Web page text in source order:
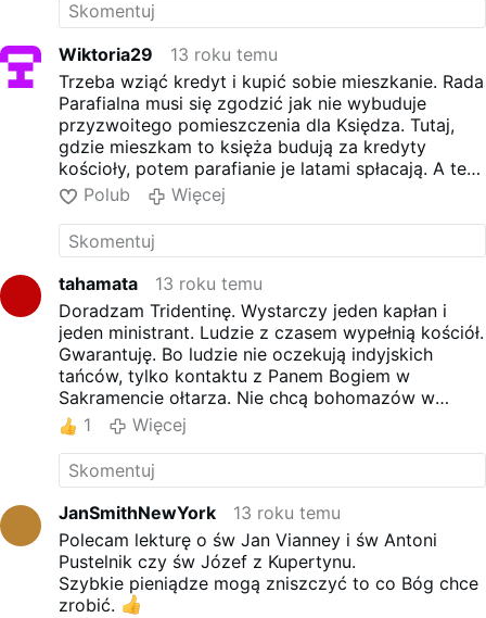
Wiktoria29
13 roku temu
Trzeba wziąć kredyt i kupić sobie mieszkanie. Rada
Parafialna musi się zgodzić jak nie wybuduje
przyzwoitego pomieszczenia dla Księdza. Tutaj,
gdzie mieszkam to księża budują za kredyty
kościoły, potem parafianie je latami spłacają. A te
niby ośrodki spotkań, to może w ramach ekumenii
mają też gościć jehowitów?
Polub Więcej
tahamata
13 roku temu
Doradzam Tridentinę. Wystarczy jeden kapłan i
jeden ministrant. Ludzie z czasem wypełnią kościół.
Gwarantuję. Bo ludzie nie oczekują indyjskich
tańców, tylko kontaktu z Panem Bogiem w
Sakramencie ołtarza. Nie chcą bohomazów w
białych, betonowych i pustych kościołach tylko
świętych figur i obrazów, sacrum i dymu kadzidła
snującego się pod stropem, nie chcą łomotu,
pragną ciszy i skupienia, chętnie usłyszeliby
kazanie o rzeczach ważnych a nie mdłe historyjki,
pragną widzieć wierzącego, pobożnego kapłana...
itd. itp.
1 Więcej
JanSmithNewYork
13 roku temu
Polecam lekturę o św Jan Vianney i św Antoni
Pustelnik czy św Józef z Kupertynu.
Szybkie pieniądze mogą zniszczyć to co Bóg chce
zrobić.